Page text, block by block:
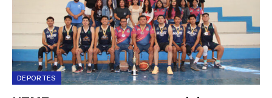
DEPORTES